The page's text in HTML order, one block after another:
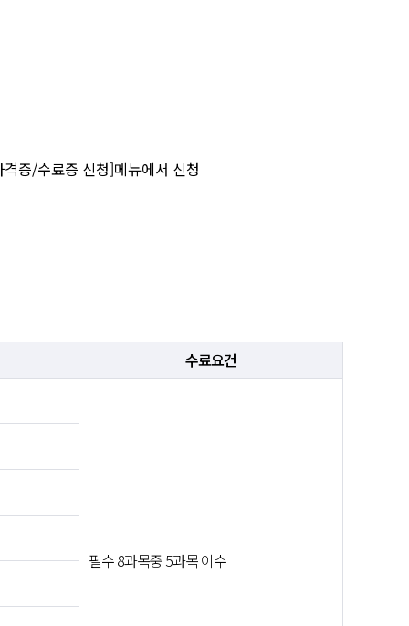
증/수료증 신청]메뉴에서 신청
수료요건
필수 8과목중 5과목 이수